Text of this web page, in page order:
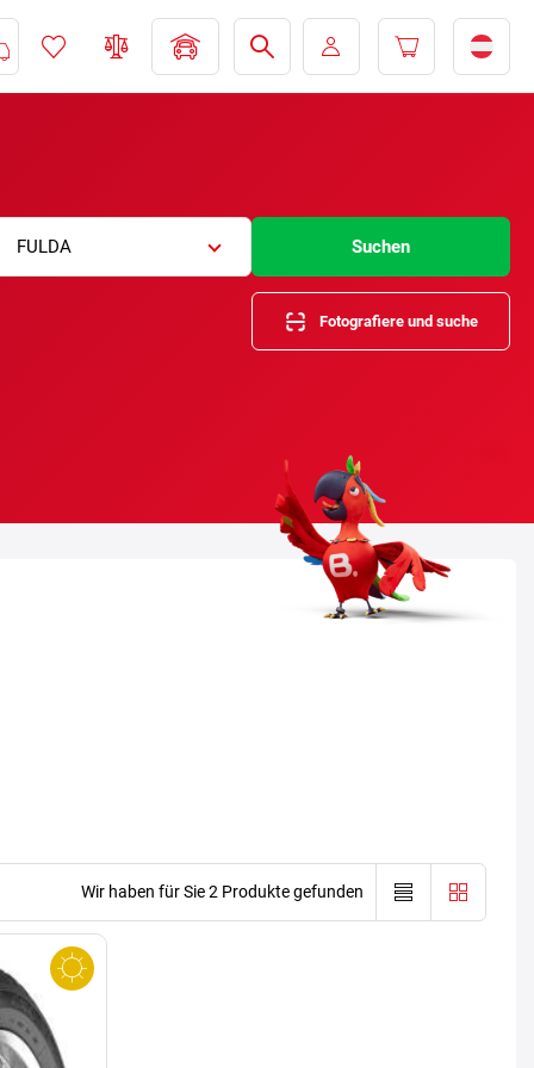
FULDA Suchen
Fotografiere und suche
Wir haben für Sie 2 Produkte gefunden